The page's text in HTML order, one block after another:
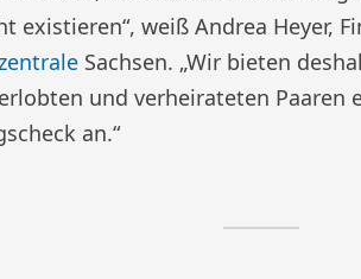
existieren“, weiß Andrea Heyer,
Sachsen. „Wir bieten
und verheirateten Paaren
an.“